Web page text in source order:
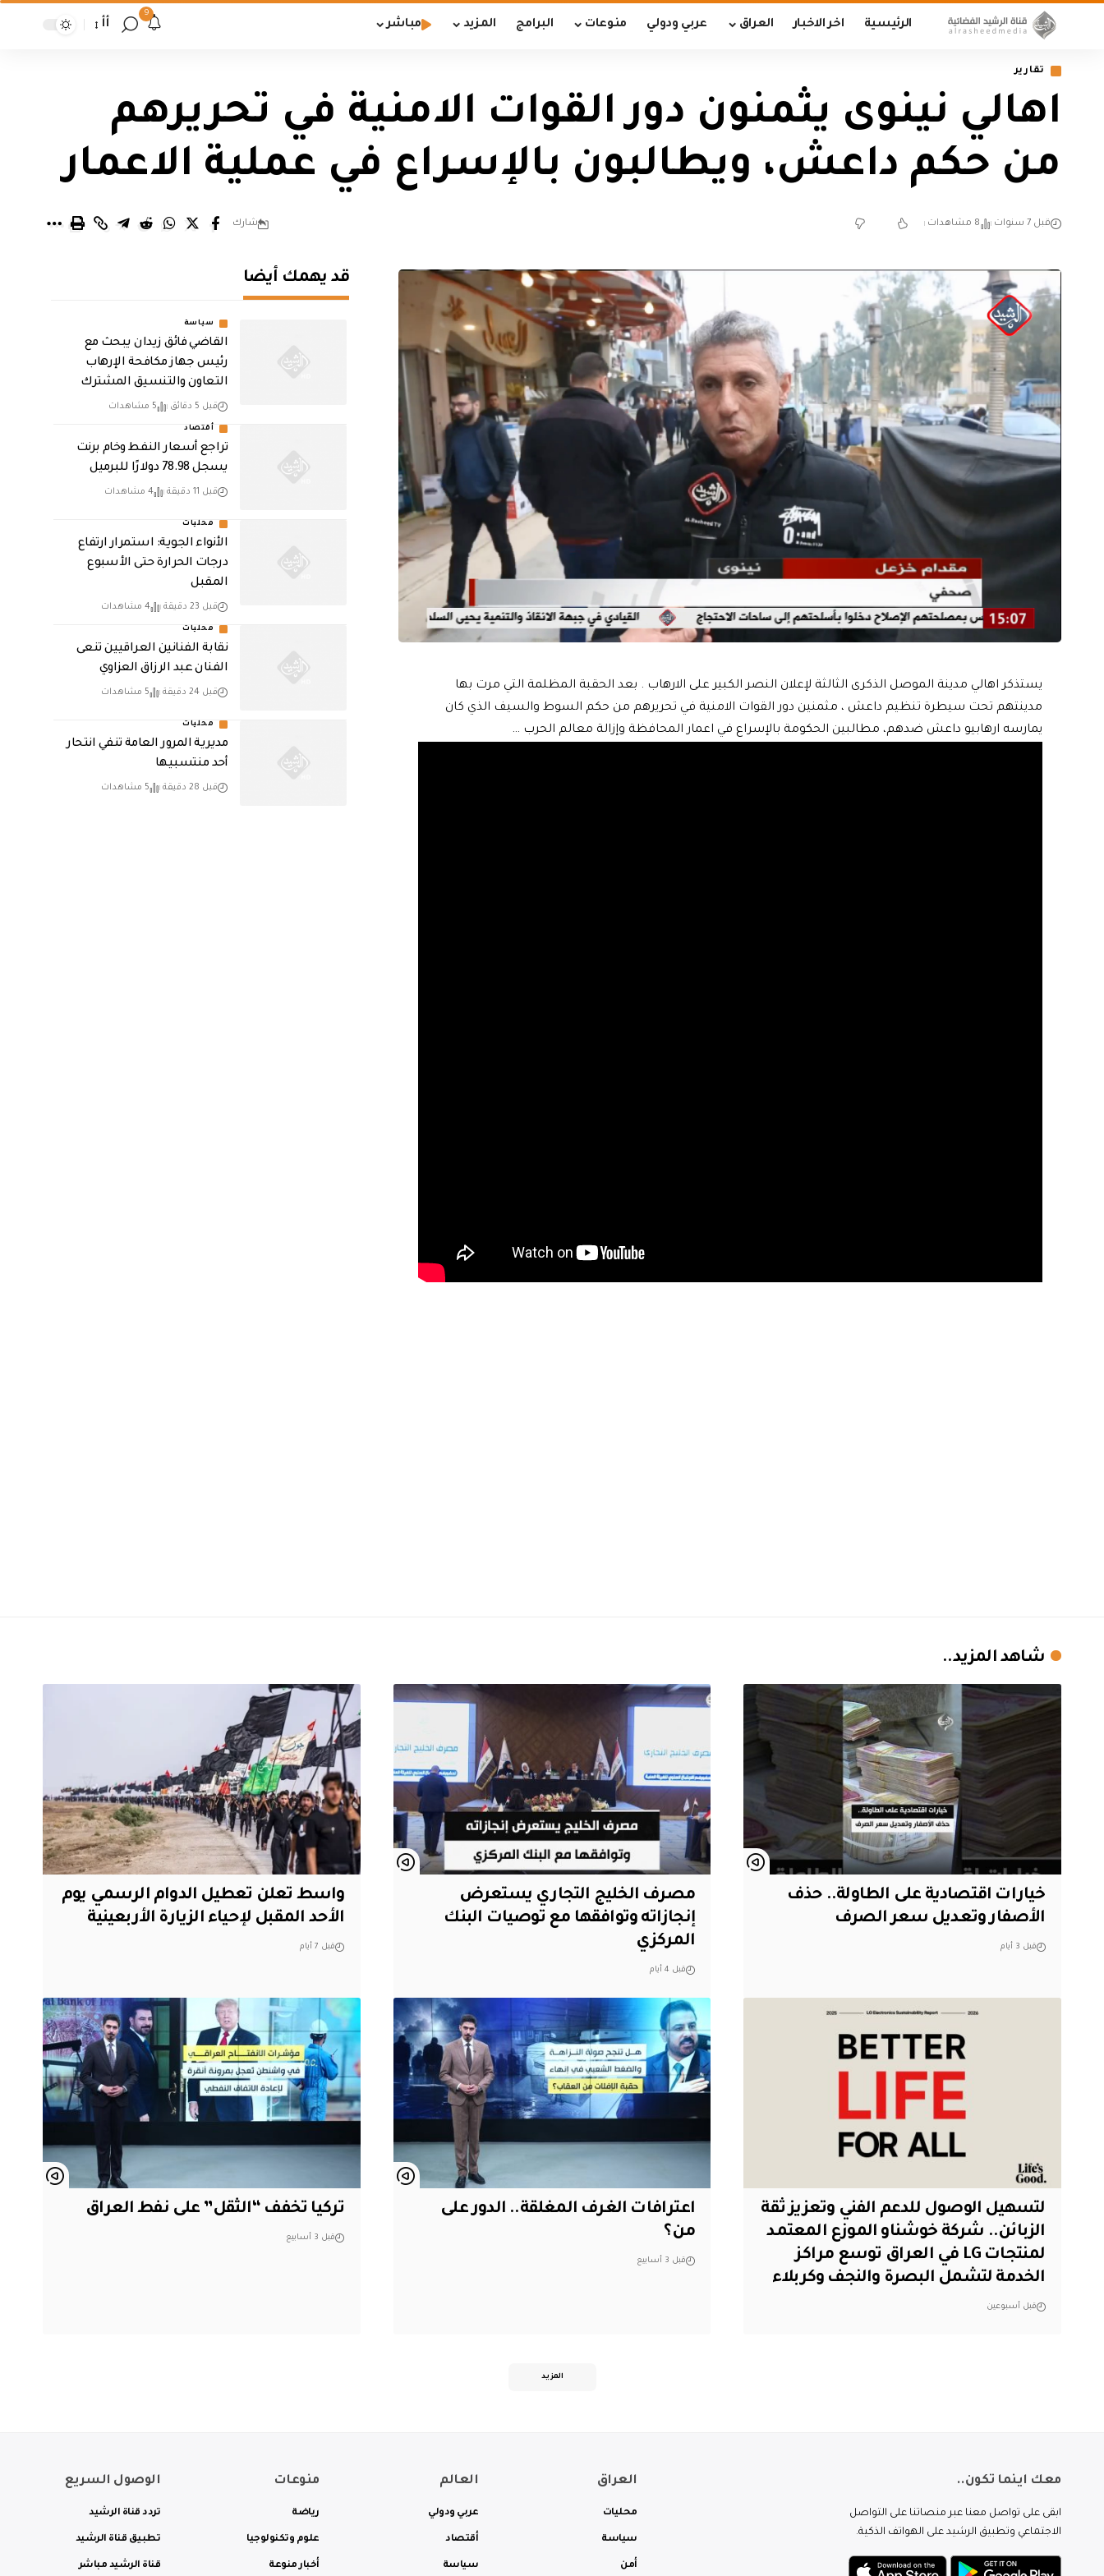
الرئيسية اخر الاخبار العراق عربي ودولي منوعات البرامج المزيد مباشر
9
أأ
تقارير
اهالي نينوى يثمنون دور القوات الامنية في تحريرهم
من حكم داعش، ويطالبون بالإسراع في عملية الاعمار
قبل 7 سنوات 8 مشاهدات شارك
يستذكر اهالي مدينة الموصل الذكرى الثالثة لإعلان النصر الكبير على الارهاب . بعد الحقبة المظلمة التي مرت بها
مدينتهم تحت سيطرة تنظيم داعش ، مثمنين دور القوات الامنية في تحريرهم من حكم السوط والسيف الذي كان
يمارسه ارهابيو داعش ضدهم، مطالبين الحكومة بالإسراع في اعمار المحافظة وإزالة معالم الحرب …
قد يهمك أيضا
سياسة
القاضي فائق زيدان يبحث مع
رئيس جهاز مكافحة الإرهاب
التعاون والتنسيق المشترك
قبل 5 دقائق 5 مشاهدات
أقتصاد
تراجع أسعار النفط وخام برنت
يسجل 78.98 دولارًا للبرميل
قبل 11 دقيقة 4 مشاهدات
محليات
الأنواء الجوية: استمرار ارتفاع
درجات الحرارة حتى الأسبوع
المقبل
قبل 23 دقيقة 4 مشاهدات
محليات
نقابة الفنانين العراقيين تنعى
الفنان عبد الرزاق العزاوي
قبل 24 دقيقة 5 مشاهدات
محليات
مديرية المرور العامة تنفي انتحار
أحد منتسبيها
قبل 28 دقيقة 5 مشاهدات
شاهد المزيد..
خيارات اقتصادية على الطاولة.. حذف
الأصفار وتعديل سعر الصرف
قبل 3 أيام
مصرف الخليج التجاري يستعرض
إنجازاته وتوافقها مع توصيات البنك
المركزي
قبل 4 أيام
واسط تعلن تعطيل الدوام الرسمي يوم
الأحد المقبل لإحياء الزيارة الأربعينية
قبل 7 أيام
لتسهيل الوصول للدعم الفني وتعزيز ثقة
الزبائن.. شركة خوشناو الموزع المعتمد
لمنتجات LG في العراق توسع مراكز
الخدمة لتشمل البصرة والنجف وكربلاء
قبل أسبوعين
اعترافات الغرف المغلقة.. الدور على
من؟
قبل 3 أسابيع
تركيا تخفف “الثقل” على نفط العراق
قبل 3 أسابيع
المزيد
معك اينما تكون..
ابقى على تواصل معنا عبر منصاتنا على التواصل
الاجتماعي وتطبيق الرشيد على الهواتف الذكية.
العراق
محليات
سياسة
أمن
العالم
عربي ودولي
أقتصاد
سياسة
منوعات
رياضة
علوم وتكنولوجيا
أخبار منوعة
الوصول السريع
تردد قناة الرشيد
تطبيق قناة الرشيد
قناة الرشيد مباشر